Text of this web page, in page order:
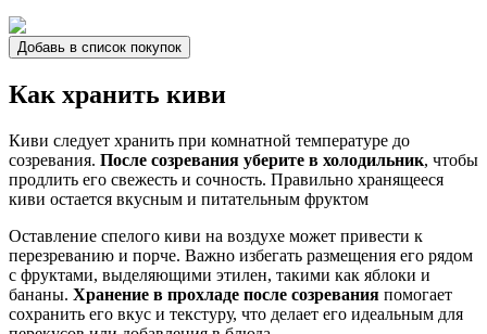
Добавь в список покупок
Как хранить киви
Киви следует хранить при комнатной температуре до
созревания. После созревания уберите в холодильник, чтобы
продлить его свежесть и сочность. Правильно хранящееся
киви остается вкусным и питательным фруктом
Оставление спелого киви на воздухе может привести к
перезреванию и порче. Важно избегать размещения его рядом
с фруктами, выделяющими этилен, такими как яблоки и
бананы. Хранение в прохладе после созревания помогает
сохранить его вкус и текстуру, что делает его идеальным для